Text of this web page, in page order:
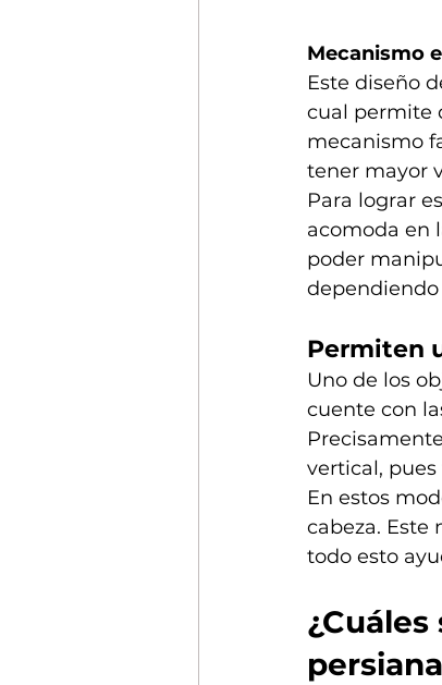
Mecanismo
Este diseño
cual permite
mecanismo
tener mayor
Para lograr
acomoda en
poder
dependiendo
Permiten
Uno de los
cuente con
vertical,
En estos
cabeza. Este
todo esto